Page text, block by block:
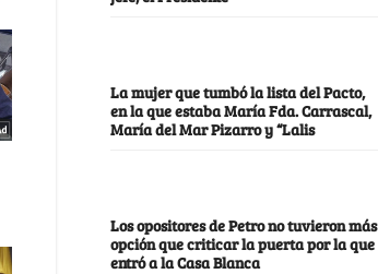
La mujer que tumbó la lista del Pacto,
en la que estaba María Fda. Carrascal,
María del Mar Pizarro y “Lalis
Los opositores de Petro no tuvieron más
opción que criticar la puerta por la que
entró a la Casa Blanca